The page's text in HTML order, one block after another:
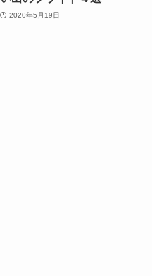
2020年5月19日